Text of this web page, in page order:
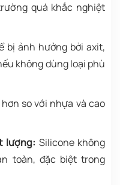
quá khắc nghiệt
bị ảnh hưởng bởi axit,
không dùng loại phù
so với nhựa và cao
lượng: Silicone không
toàn, đặc biệt trong